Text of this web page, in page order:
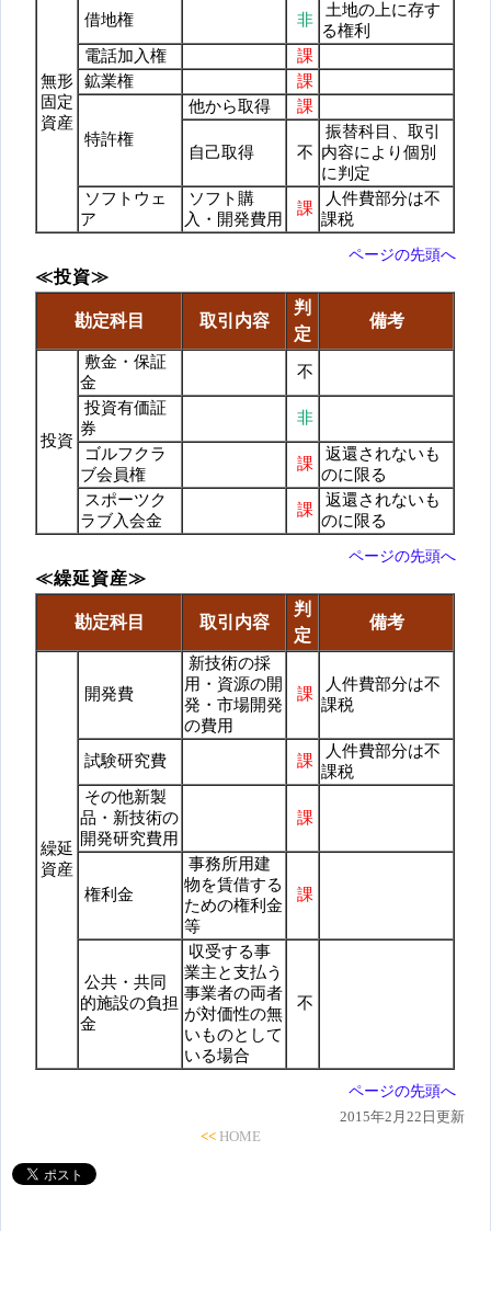
無形
固定
資産
借地権
非
土地の上に存す
る権利
電話加入権
課
鉱業権
課
特許権
他から取得 課
自己取得 不
振替科目、取引
内容により個別
に判定
ソフトウェ
ア
ソフト購
入・開発費用
課
人件費部分は不
課税
ページの先頭へ
≪投資≫
勘定科目 取引内容
判
定
備考
投資
敷金・保証
金
不
投資有価証
券
非
ゴルフクラ
ブ会員権
課
返還されないも
のに限る
スポーツク
ラブ入会金
課
返還されないも
のに限る
ページの先頭へ
≪繰延資産≫
勘定科目 取引内容
判
定
備考
繰延
資産
開発費
新技術の採
用・資源の開
発・市場開発
の費用
課
人件費部分は不
課税
試験研究費 課
人件費部分は不
課税
その他新製
品・新技術の
開発研究費用
課
権利金
事務所用建
物を賃借する
ための権利金
等
課
公共・共同
的施設の負担
金
収受する事
業主と支払う
事業者の両者
が対価性の無
いものとして
いる場合
不
ページの先頭へ
2015年2月22日更新
<< HOME